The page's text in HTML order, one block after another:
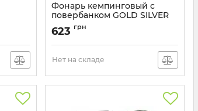
Фонарь кемпинговый с
повербанком GOLD SILVER
GS-2400 24LED
Артикул:
623 грн
Нет на складе